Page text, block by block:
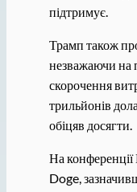
підтримує.
Трамп також
незважаючи на
скорочення
трильйонів
обіцяв досягти.
На
Doge,